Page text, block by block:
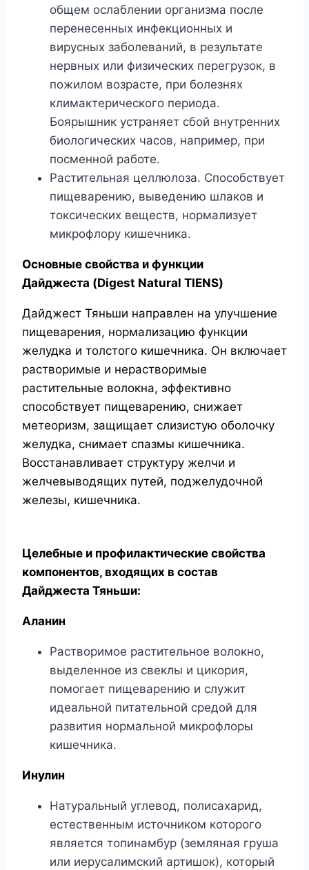
общем ослаблении организма после
перенесенных инфекционных и
вирусных заболеваний, в результате
нервных или физических перегрузок, в
пожилом возрасте, при болезнях
климактерического периода.
Боярышник устраняет сбой внутренних
биологических часов, например, при
посменной работе.
Растительная целлюлоза. Способствует
пищеварению, выведению шлаков и
токсических веществ, нормализует
микрофлору кишечника.
Основные свойства и функции
Дайджеста (Digest Natural TIENS)
Дайджест Тяньши направлен на улучшение
пищеварения, нормализацию функции
желудка и толстого кишечника. Он включает
растворимые и нерастворимые
растительные волокна, эффективно
способствует пищеварению, снижает
метеоризм, защищает слизистую оболочку
желудка, снимает спазмы кишечника.
Восстанавливает структуру желчи и
желчевыводящих путей, поджелудочной
железы, кишечника.
Целебные и профилактические свойства
компонентов, входящих в состав
Дайджеста Тяньши:
Аланин
Растворимое растительное волокно,
выделенное из свеклы и цикория,
помогает пищеварению и служит
идеальной питательной средой для
развития нормальной микрофлоры
кишечника.
Инулин
Натуральный углевод, полисахарид,
естественным источником которого
является топинамбур (земляная груша
или иерусалимский артишок), который